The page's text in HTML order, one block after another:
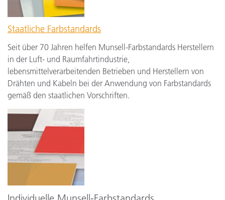
Staatliche Farbstandards
Seit über 70 Jahren helfen Munsell-Farbstandards Herstellern
in der Luft- und Raumfahrtindustrie,
lebensmittelverarbeitenden Betrieben und Herstellern von
Drähten und Kabeln bei der Anwendung von Farbstandards
gemäß den staatlichen Vorschriften.